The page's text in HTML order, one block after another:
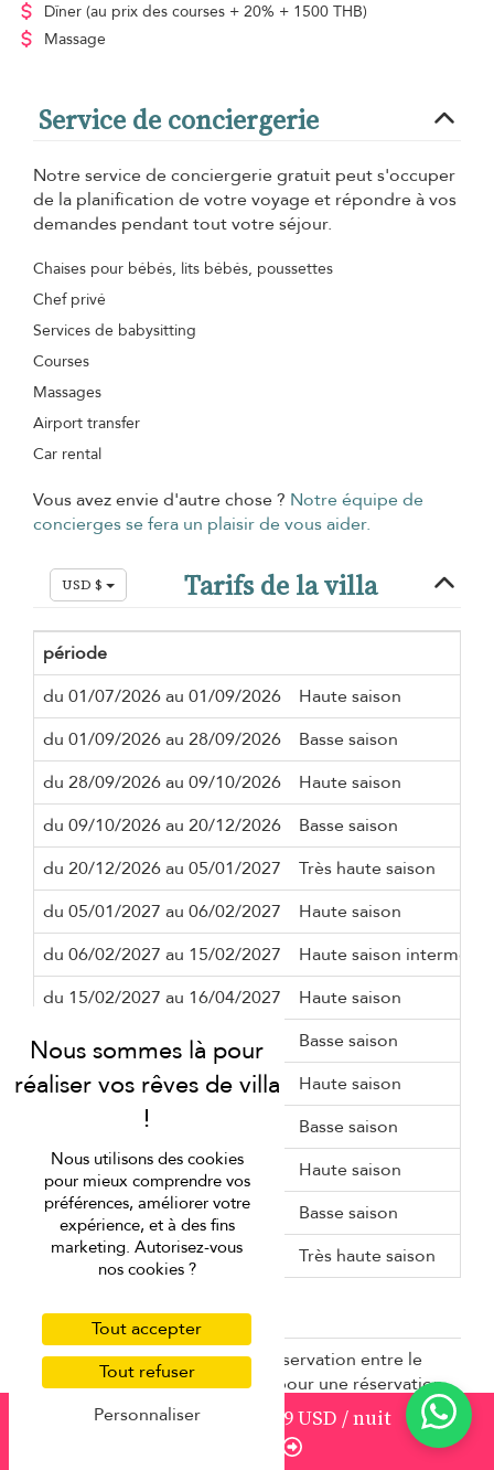
à partir de 1 369 USD / nuit
Dîner (au prix des courses + 20% + 1500 THB)
Massage
Service de conciergerie
Notre service de conciergerie gratuit peut s'occuper
de la planification de votre voyage et répondre à vos
demandes pendant tout votre séjour.
Chaises pour bébés, lits bébés, poussettes
Chef privé
Services de babysitting
Courses
Massages
Airport transfer
Car rental
Vous avez envie d'autre chose ? Notre équipe de
concierges se fera un plaisir de vous aider.
USD $ Tarifs de la villa
période
du 01/07/2026 au 01/09/2026
Haute saison
du 01/09/2026 au 28/09/2026
Basse saison
du 28/09/2026 au 09/10/2026
Haute saison
du 09/10/2026 au 20/12/2026
Basse saison
du 20/12/2026 au 05/01/2027
Très haute saison
du 05/01/2027 au 06/02/2027
Haute saison
du 06/02/2027 au 15/02/2027
Haute saison
du 15/02/2027 au 16/04/2027
Haute saison
du 16/04/2027 au 01/07/2027
Basse saison
du 01/07/2027 au 01/09/2027
Haute saison
du 01/09/2027 au 28/09/2027
Basse saison
du 28/09/2027 au 09/10/2027
Haute saison
du 09/10/2027 au 20/12/2027
Basse saison
du 20/12/2027 au 05/01/2028
Très haute saison
Réductions
10% de réductionpour une réservation entre le
10/08/2026 et le 31/12/2027 pour une réservation
plus de 120 jours avant la date d'arrivée en
saison(s) basse, intermédiaire, haute
Nous utilisons des cookies
pour mieux comprendre vos
préférences, améliorer votre
expérience, et à des fins
marketing. Autorisez-vous
nos cookies ?
Tout accepter
Tout refuser
Personnaliser